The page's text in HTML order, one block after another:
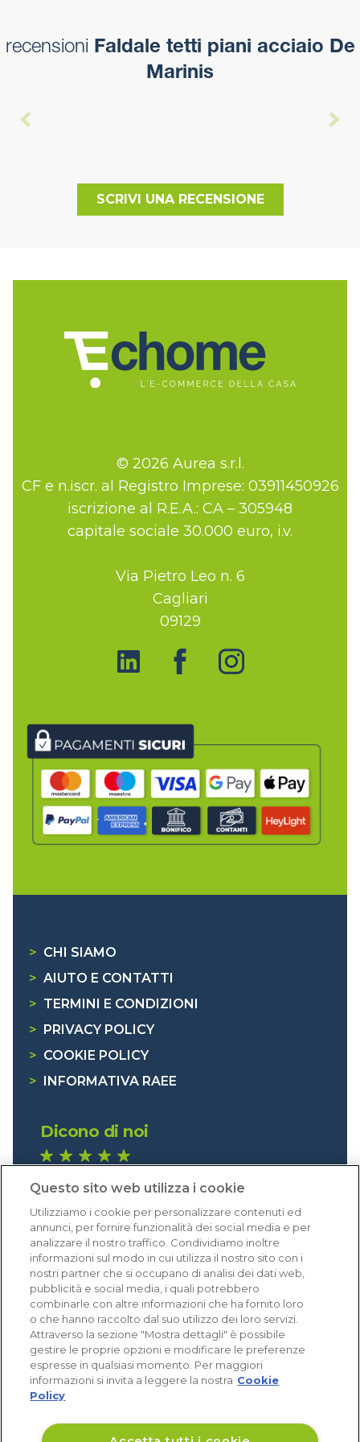
recensioni Faldale tetti piani acciaio De
Marinis
SCRIVI UNA RECENSIONE
© 2026 Aurea s.r.l.
CF e n.iscr. al Registro Imprese: 03911450926
iscrizione al R.E.A.: CA – 305948
capitale sociale 30.000 euro, i.v.
Via Pietro Leo n. 6
Cagliari
09129
> CHI SIAMO
> AIUTO E CONTATTI
> TERMINI E CONDIZIONI
>
PRIVACY POLICY
> COOKIE POLICY
>
INFORMATIVA RAEE
Dicono di noi
Eccellente (4,8)
Acquisti verificati
Questo sito web utilizza i cookie
Utilizziamo i cookie per personalizzare contenuti ed
annunci, per fornire funzionalità dei social media e per
analizzare il nostro traffico. Condividiamo inoltre
informazioni sul modo in cui utilizza il nostro sito con i
nostri partner che si occupano di analisi dei dati web,
pubblicità e social media, i quali potrebbero
combinarle con altre informazioni che ha fornito loro
o che hanno raccolto dal suo utilizzo dei loro servizi.
Attraverso la sezione "Mostra dettagli" è possibile
gestire le proprie opzioni e modificare le preferenze
espresse in qualsiasi momento. Per maggiori
informazioni si invita a leggere la nostra Cookie
Policy